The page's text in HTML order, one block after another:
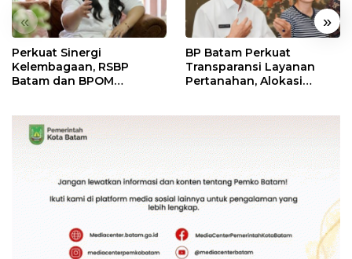
« »
Perkuat Sinergi
Kelembagaan, RSBP
Batam dan BPOM
BP Batam Perkuat
Transparansi Layanan
Pertanahan, Alokasi